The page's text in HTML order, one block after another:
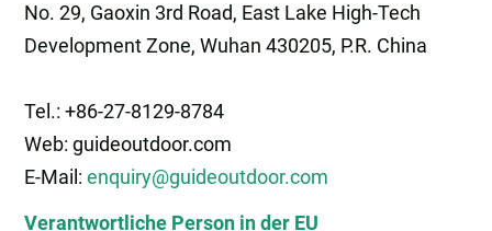
No. 29, Gaoxin 3rd Road, East Lake High-Tech
Development Zone, Wuhan 430205, P.R. China
Tel.: +86-27-8129-8784
Web: guideoutdoor.com
E-Mail:enquiry@guideoutdoor.com
Verantwortliche Person in der EU